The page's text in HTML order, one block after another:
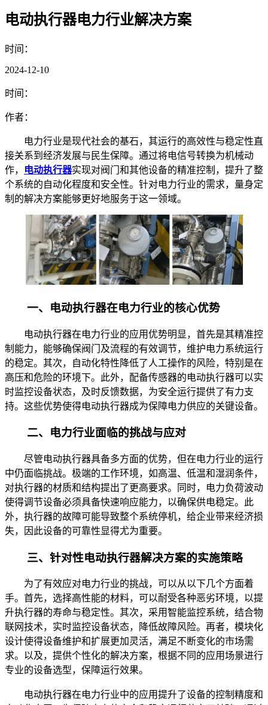
电动执行器电力行业解决方案
时间：
2024-12-10
时间：
作者：
电力行业是现代社会的基石，其运行的高效性与稳定性直
接关系到经济发展与民生保障。通过将电信号转换为机械动
作，
电动执行器实现对阀门和其他设备的精准控制，提升了整
个系统的自动化程度和安全性。针对电力行业的需求，量身定
制的解决方案能够更好地服务于这一领域。
一、电动执行器在电力行业的核心优势
电动执行器在电力行业的应用优势明显，首先是其精准控
制能力，能够确保阀门及流程的有效调节，维护电力系统运行
的稳定。其次，自动化特性降低了人工操作的风险，特别是在
高压和危险的环境下。此外，配备传感器的电动执行器可以实
时监控设备状态，及时反馈数据，为安全运行提供了有力支
持。这些优势使得电动执行器成为保障电力供应的关键设备。
二、电力行业面临的挑战与应对
尽管电动执行器具备多方面的优势，但在电力行业的运行
中仍面临挑战。极端的工作环境，如高温、低温和湿润条件，
对执行器的材质和结构提出了更高要求。同时，电力负荷波动
使得调节设备必须具备快速响应能力，以确保供电稳定。此
外，执行器的故障可能导致整个系统停机，给企业带来经济损
失，因此设备的可靠性显得尤为重要。
三、针对性电动执行器解决方案的实施策略
为了有效应对电力行业的挑战，可以从以下几个方面着
手。首先，选择高性能的材料，可以耐受各种恶劣环境，以提
升执行器的寿命与稳定性。其次，采用智能监控系统，结合物
联网技术，实时监控设备状态，降低故障风险。再者，模块化
设计使得设备维护和扩展更加灵活，满足不断变化的市场需
求。以及，提供个性化的解决方案，根据不同的应用场景进行
专业的设备选型，保障运行效果。
电动执行器在电力行业中的应用提升了设备的控制精度和